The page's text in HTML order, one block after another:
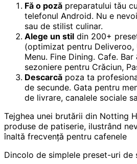
Fă o poză preparatului tău
telefonul Android. Nu e
sau de stilist culinar.
Alege un stil din 200+
(optimizat pentru Deliveroo,
Menu. Fine Dining. Cafe.
sezoniere pentru Crăciun,
Descarcă poza ta
de secunde. Gata pentru
de livrare, canalele sociale
Tejghea unei brutării din Notting
produse de patiserie, ilustrând
înaltă frecvență pentru cafenele
Dincolo de simplele preset-uri de